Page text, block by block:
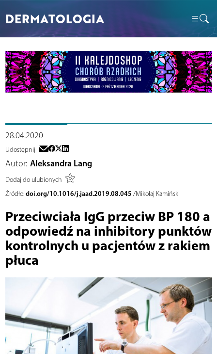
DERMATOLOGIA
28.04.2020
Udostępnij
Autor: Aleksandra Lang
Dodaj do ulubionych
Źródło: doi.org/10.1016/j.jaad.2019.08.045 /Mikołaj Kamiński
Przeciwciała IgG przeciw BP 180 a
odpowiedź na inhibitory punktów
kontrolnych u pacjentów z rakiem
płuca